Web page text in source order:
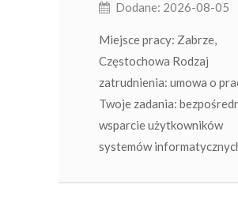
Dodane: 2026-08-05
Miejsce pracy: Zabrze,
Częstochowa Rodzaj
zatrudnienia: umowa o
Twoje zadania:
wsparcie użytkowników
systemów